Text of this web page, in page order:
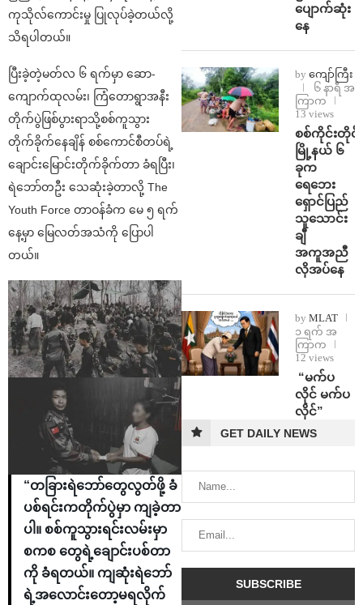
ကုသိုလ်ကောင်းမှု ပြုလုပ်ခဲ့တယ်လို့
သိရပါတယ်။
ပြီးခဲ့တဲ့မတ်လ ၆ ရက်မှာ ဆော-
ကျောက်ထုလမ်း၊ ကြံတောရွာအနီး
တိုက်ပွဲဖြစ်ပွားရာသို့စစ်ကူသွား
တိုက်ခိုက်နေချိန် စစ်ကောင်စီတပ်ရဲ့
ချောင်းမြောင်းတိုက်ခိုက်တာ ခံရပြီး၊
ရဲဘော်တဦး သေဆုံးခဲ့တာလို့ The
Youth Force တာဝန်ခံက မေ ၅ ရက်
နေ့မှာ မြေလတ်အသံကို ပြောပါ
တယ်။
“တခြားရဲဘော်တွေလွတ်ဖို့ ခံ
ပစ်ရင်းကတိုက်ပွဲမှာ ကျခဲ့တာ
ပါ။ စစ်ကူသွားရင်းလမ်းမှာ
စကစ တွေရဲ့ချောင်းပစ်တာ
ကို ခံရတယ်။ ကျဆုံးရဲဘော်
ရဲ့အလောင်းတော့မရလိုက်
ပျောက်ဆုံး
နေ
by ကျော်ကြီး
၆ နာရီ အ
ကြာက
13 views
စစ်ကိုင်းတိုင်း
မြို့နယ် ၆
ခုက
ရေဘေး
ရှောင်ပြည်
သူသောင်း
ချီ
အကူအညီ
လိုအပ်နေ
by MLAT
၁ ရက် အ
ကြာက
12 views
⁨ ⁨“မက်ပ
လိုင် မက်ပ
လိုင်”
GET DAILY NEWS